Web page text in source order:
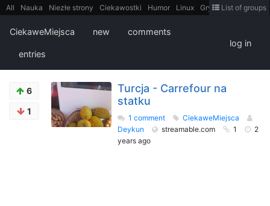
All Nauka Niezłe strony Ciekawostki Humor Linux Gry
Teh
Bezpieczeństwo
Książki Sugestie FotoHistoria
FilmyDokumentalne
Cytaty
List of groups
CiekaweMiejsca new comments
entries
log in
6
1
Turcja - Carrefour na
statku
1 comment
CiekaweMiejsca
Deykun
streamable.com 1
2
years ago